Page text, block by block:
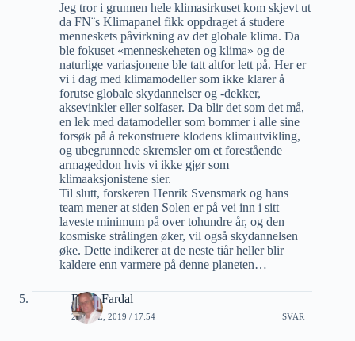
Jeg tror i grunnen hele klimasirkuset kom skjevt ut
da FN¨s Klimapanel fikk oppdraget å studere
menneskets påvirkning av det globale klima. Da
ble fokuset «menneskeheten og klima» og de
naturlige variasjonene ble tatt altfor lett på. Her er
vi i dag med klimamodeller som ikke klarer å
forutse globale skydannelser og -dekker,
aksevinkler eller solfaser. Da blir det som det må,
en lek med datamodeller som bommer i alle sine
forsøk på å rekonstruere klodens klimautvikling,
og ubegrunnede skremsler om et forestående
armageddon hvis vi ikke gjør som
klimaaksjonistene sier.
Til slutt, forskeren Henrik Svensmark og hans
team mener at siden Solen er på vei inn i sitt
laveste minimum på over tohundre år, og den
kosmiske strålingen øker, vil også skydannelsen
øke. Dette indikerer at de neste tiår heller blir
kaldere enn varmere på denne planeten…
Rune Fardal
2 APRIL, 2019 / 17:54 SVAR